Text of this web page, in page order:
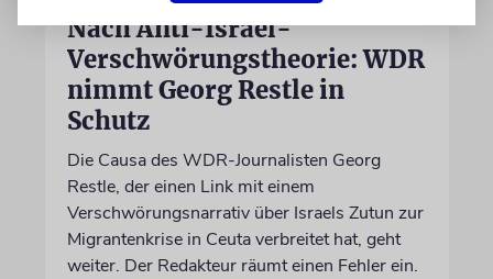
Nach Anti-Israel-
Verschwörungstheorie: WDR
nimmt Georg Restle in
Schutz
Die Causa des WDR-Journalisten Georg
Restle, der einen Link mit einem
Verschwörungsnarrativ über Israels Zutun zur
Migrantenkrise in Ceuta verbreitet hat, geht
weiter. Der Redakteur räumt einen Fehler ein.